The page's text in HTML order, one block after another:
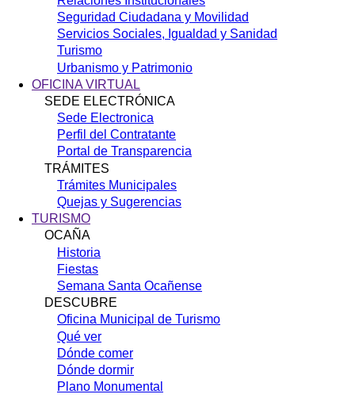
Seguridad Ciudadana y Movilidad
Servicios Sociales, Igualdad y Sanidad
Turismo
Urbanismo y Patrimonio
OFICINA VIRTUAL
SEDE ELECTRÓNICA
Sede Electronica
Perfil del Contratante
Portal de Transparencia
TRÁMITES
Trámites Municipales
Quejas y Sugerencias
TURISMO
OCAÑA
Historia
Fiestas
Semana Santa Ocañense
DESCUBRE
Oficina Municipal de Turismo
Qué ver
Dónde comer
Dónde dormir
Plano Monumental